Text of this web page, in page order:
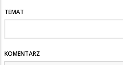
TEMAT
KOMENTARZ